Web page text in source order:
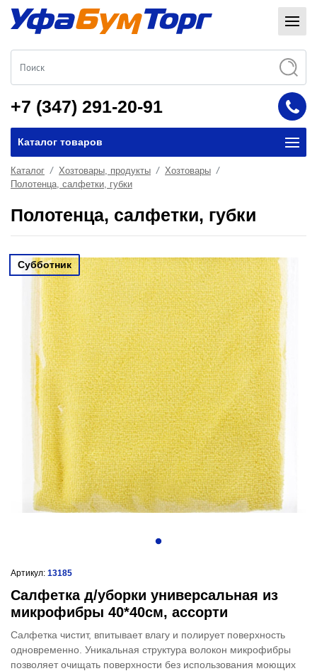
+7 (347) 291-20-91
Каталог товаров
Каталог Хозтовары, продукты
Хозтовары
Полотенца, салфетки, губки
Полотенца, салфетки, губки
Субботник
Артикул: 13185
Салфетка д/уборки универсальная из
микрофибры 40*40см, ассорти
Салфетка чистит, впитывает влагу и полирует поверхность
одновременно. Уникальная структура волокон микрофибры
позволяет очищать поверхности без использования моющих